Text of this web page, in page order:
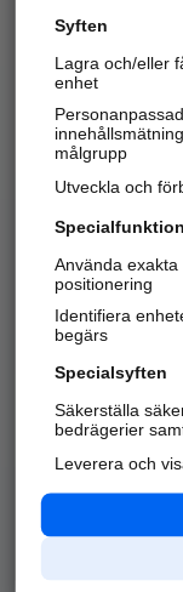
Hitta.se - Gratis
Sök företag,
Hitta
Alla kategorier
API & Kartor
Syften
Lagra och/eller
enhet
målgrupp
Utveckla och
Använda
positionering
Identifiera
begärs
Specialsyften
Säkerställa
bedrägerier
Leverera och